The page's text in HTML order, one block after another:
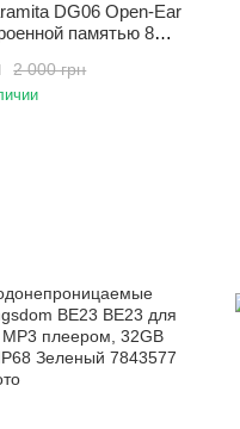
DG06 Open-Ear
памятью 8GB
2 000 грн